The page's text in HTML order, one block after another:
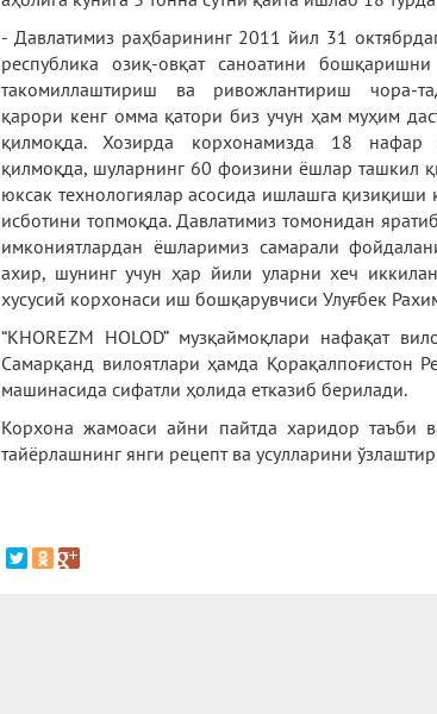
- Давлатимиз раҳбарининг 2011 йил 31
республика озиқ-овқат саноатини
такомиллаштириш ва ривожлантириш чора-
қарори кенг омма қатори биз учун ҳам муҳим
қилмоқда. Хозирда корхонамизда 18 нафар
қилмоқда, шуларнинг 60 фоизини ёшлар ташкил
юксак технологиялар асосида ишлашга қизиқиши
исботини топмоқда. Давлатимиз томонидан
имкониятлардан ёшларимиз самарали
ахир, шунинг учун ҳар йили уларни хеч
хусусий корхонаси иш бошқарувчиси Улуғбек
“KHOREZM HOLOD” музқаймоқлари нафақат
Самарқанд вилоятлари ҳамда Қорақалпоғистон
машинасида сифатли ҳолида етказиб берилади.
Корхона жамоаси айни пайтда харидор таъби
тайёрлашнинг янги рецепт ва усулларини